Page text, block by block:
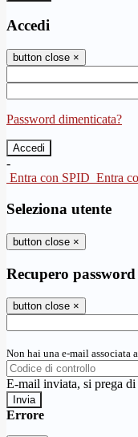
Accedi
button close ×
Password dimenticata?
-
Entra con SPID Entra
Seleziona utente
button close ×
Recupero password
button close ×
Non hai una e-mail associata
E-mail inviata, si prega
Errore